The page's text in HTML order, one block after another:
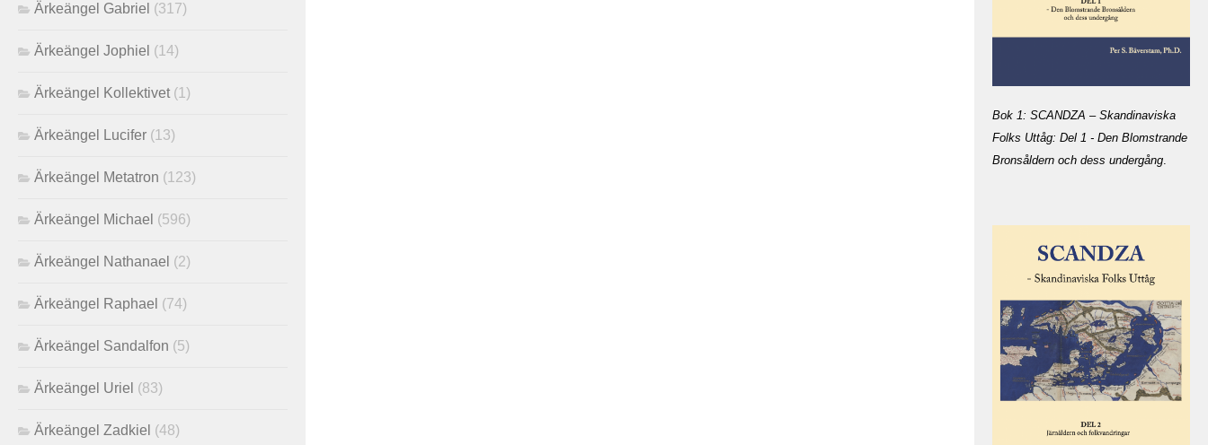
Ärkeängel Gabriel (317)
Ärkeängel Jophiel (14)
Ärkeängel Kollektivet (1)
Ärkeängel Lucifer (13)
Ärkeängel Metatron (123)
Ärkeängel Michael (596)
Ärkeängel Nathanael (2)
Ärkeängel Raphael (74)
Ärkeängel Sandalfon (5)
Ärkeängel Uriel (83)
Ärkeängel Zadkiel (48)
Bok 1: SCANDZA – Skandinaviska
Folks Uttåg: Del 1 - Den Blomstrande
Bronsåldern och dess undergång.